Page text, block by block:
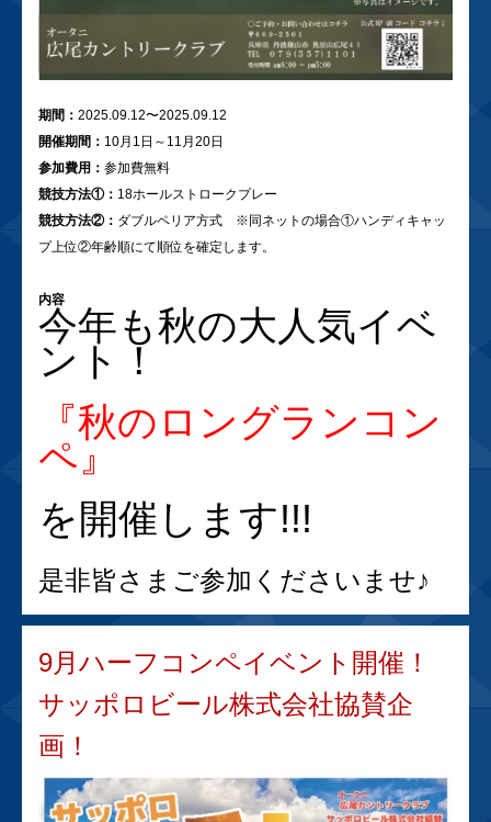
期間： 2025.09.12〜2025.09.12
開催期間： 10月1日～11月20日
参加費用： 参加費無料
競技方法①： 18ホールストロークプレー
競技方法②： ダブルペリア方式 ※同ネットの場合①ハンディキャッ
プ上位②年齢順にて順位を確定します。
内容
今年も秋の大人気イベ
ント！
『秋のロングランコン
ペ』
を開催します!!!
是非皆さまご参加くださいませ♪
9月ハーフコンペイベント開催！
サッポロビール株式会社協賛企
画！